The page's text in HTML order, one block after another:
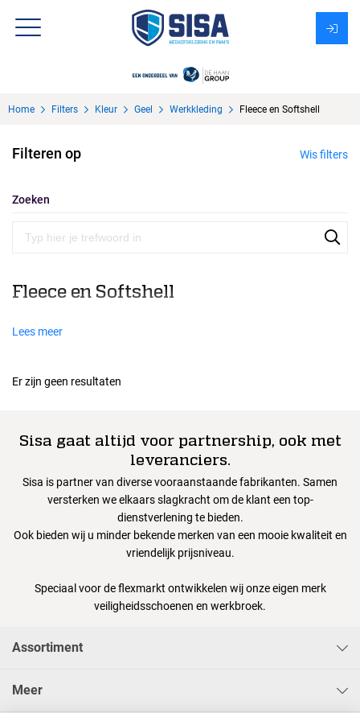
Over Sisa
KMS
Uitzendbureau?
Home Filters Kleur Geel Werkkleding Fleece en Softshell
Filteren op Wis filters
Zoeken
Fleece en Softshell
Lees meer
Er zijn geen resultaten
Sisa gaat altijd voor partnership, ook met
leveranciers.
Sisa is partner van diverse vooraanstaande fabrikanten. Samen
versterken we elkaars slagkracht om de klant een top-
dienstverlening te bieden.
Ook bieden wij u minder bekende merken van een mooie kwaliteit en
vriendelijk prijsniveau.
Speciaal voor de flexmarkt ontwikkelen wij onze eigen merk
veiligheidsschoenen en werkbroek.
Assortiment
Meer